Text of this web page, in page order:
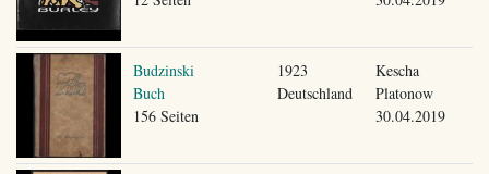
Budzinski
Buch
156 Seiten
1923
Deutschland
Kescha
Platonow
30.04.2019